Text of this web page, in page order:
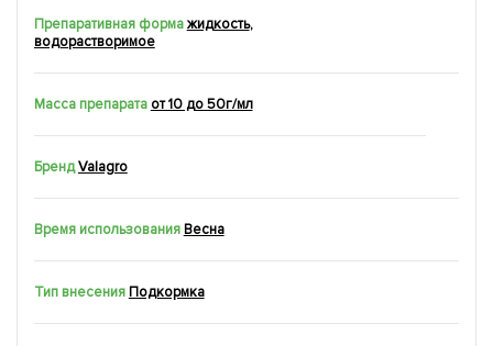
Препаративная форма жидкость,
водорастворимое
Масса препарата от 10 до 50г/мл
БрендValagro
Время использования Весна
Тип внесения Подкормка